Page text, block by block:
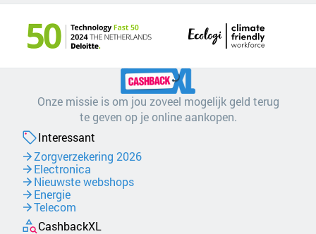
Onze missie is om jou zoveel mogelijk geld terug
te geven op je online aankopen.
Interessant
Zorgverzekering 2026
Electronica
Nieuwste webshops
Energie
Telecom
CashbackXL